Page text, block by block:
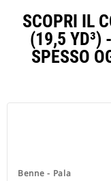
SCOPRI IL
(19,5 YD³)
SPESSO
Benne - Pala